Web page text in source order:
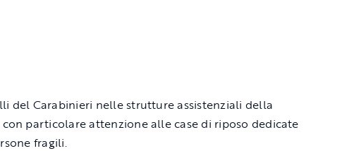
del Carabinieri nelle strutture assistenziali della
con particolare attenzione alle case di riposo dedicate
fragili.